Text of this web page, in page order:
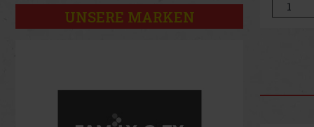
UNSERE MARKEN Er ist